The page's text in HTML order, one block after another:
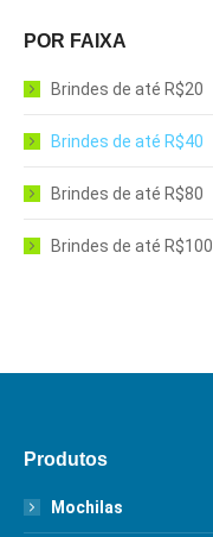
POR FAIXA
Brindes de até R$20
Brindes de até R$40
Brindes de até R$80
Brindes de até R$100
Produtos
Mochilas